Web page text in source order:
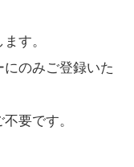
す。
にのみご登録いた
要です。